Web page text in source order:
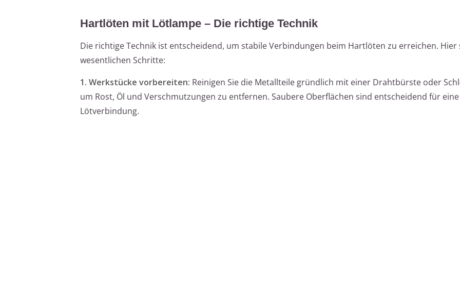
Hartlöten mit Lötlampe – Die richtige Technik
Die richtige Technik ist entscheidend, um stabile Verbindungen beim Hartlöten zu erreichen. Hier
wesentlichen Schritte:
1. Werkstücke vorbereiten: Reinigen Sie die Metallteile gründlich mit einer Drahtbürste oder
um Rost, Öl und Verschmutzungen zu entfernen. Saubere Oberflächen sind entscheidend für
Lötverbindung.